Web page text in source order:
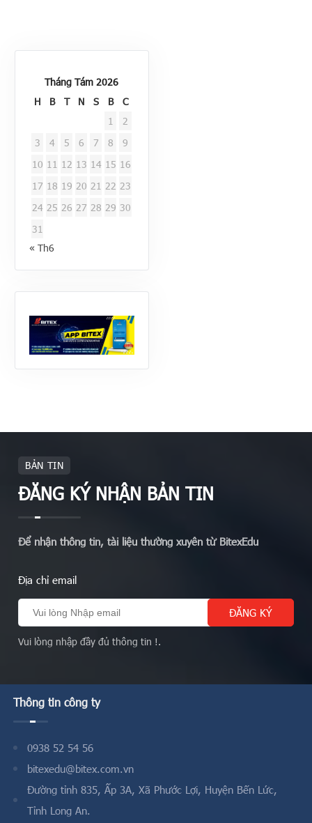
Tháng Tám 2026
H
B T N S B
C
1
2
3
4 5 6 7 8
9
10 11 12 13 14 15 16
17 18 19 20 21 22 23
24 25 26 27 28 29 30
31
« Th6
BẢN TIN
ĐĂNG KÝ NHẬN BẢN TIN
Để nhận thông tin, tài liệu thường xuyên từ BitexEdu
Địa chỉ email
Vui lòng nhập đầy đủ thông tin !.
Thông tin công ty
0938 52 54 56
bitexedu@bitex.com.vn
Đường tỉnh 835, Ấp 3A, Xã Phước Lợi, Huyện Bến Lức,
Tỉnh Long An.